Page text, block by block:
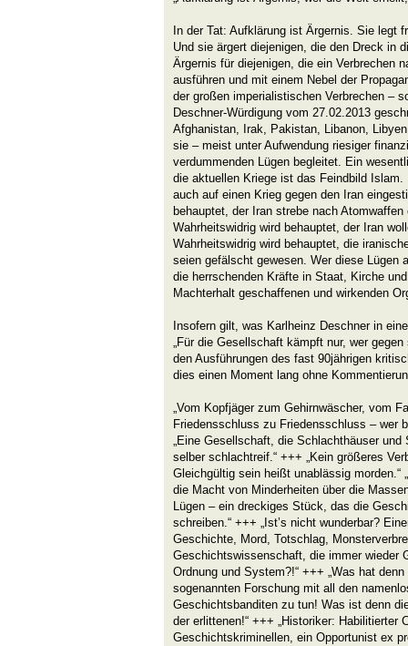
In der Tat: Aufklärung ist Ärgernis. Sie legt
Und sie ärgert diejenigen, die den Dreck in
Ärgernis für diejenigen, die ein Verbrechen
ausführen und mit einem Nebel der
der großen imperialistischen Verbrechen –
Deschner-Würdigung vom 27.02.2013
Afghanistan, Irak, Pakistan, Libanon,
sie – meist unter Aufwendung riesiger
verdummenden Lügen begleitet. Ein
die aktuellen Kriege ist das Feindbild Islam.
auch auf einen Krieg gegen den Iran
behauptet, der Iran strebe nach
Wahrheitswidrig wird behauptet, der Iran
Wahrheitswidrig wird behauptet, die
seien gefälscht gewesen. Wer diese Lügen
die herrschenden Kräfte in Staat, Kirche
Machterhalt geschaffenen und wirkenden
Insofern gilt, was Karlheinz Deschner in
„Für die Gesellschaft kämpft nur, wer
den Ausführungen des fast 90jährigen
dies einen Moment lang ohne
„Vom Kopfjäger zum Gehirnwäscher, vom
Friedensschluss zu Friedensschluss – wer
„Eine Gesellschaft, die Schlachthäuser
selber schlachtreif.“ +++ „Kein größeres
Gleichgültig sein heißt unablässig morden.“
die Macht von Minderheiten über die
Lügen – ein dreckiges Stück, das die
schreiben.“ +++ „Ist’s nicht wunderbar?
Geschichte, Mord, Totschlag,
Geschichtswissenschaft, die immer wieder
Ordnung und System?!“ +++ „Was hat
sogenannten Forschung mit all den
Geschichtsbanditen zu tun! Was ist denn
der erlittenen!“ +++ „Historiker: Habilitierter
Geschichtskriminellen, ein Opportunist ex